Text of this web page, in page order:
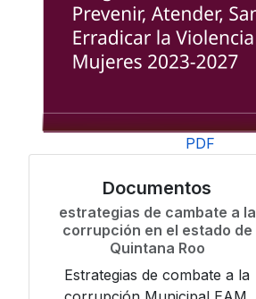
PDF
Documentos
estrategias de cambate a la
corrupción en el estado de
Quintana Roo
Estrategias de combate a la